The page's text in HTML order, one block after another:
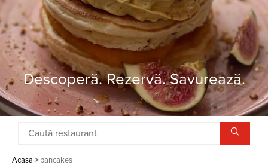
Descoperă. Rezervă. Savurează.
Acasa > pancakes